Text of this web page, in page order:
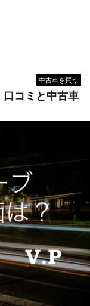
中古車を買う
口コミと中古車